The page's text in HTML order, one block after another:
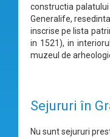
constructia
Generalife,
inscrise pe lista
in 1521), in
muzeul de
Sejururi în
Nu sunt sejururi